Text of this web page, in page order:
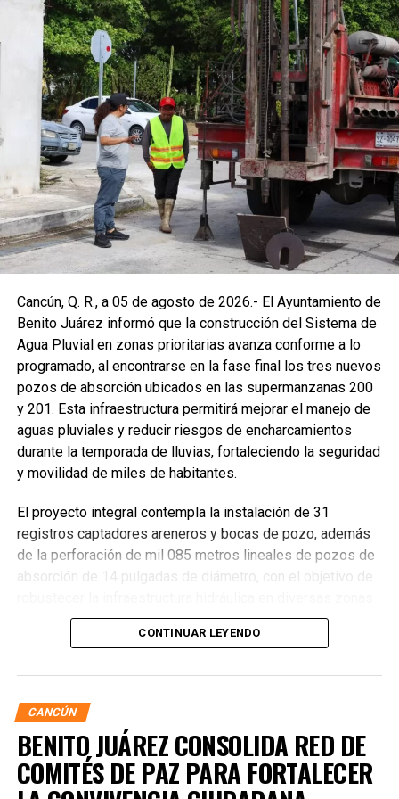
Cancún, Q. R., a 05 de agosto de 2026.- El Ayuntamiento de
Benito Juárez informó que la construcción del Sistema de
Agua Pluvial en zonas prioritarias avanza conforme a lo
programado, al encontrarse en la fase final los tres nuevos
pozos de absorción ubicados en las supermanzanas 200
y 201. Esta infraestructura permitirá mejorar el manejo de
aguas pluviales y reducir riesgos de encharcamientos
durante la temporada de lluvias, fortaleciendo la seguridad
y movilidad de miles de habitantes.
El proyecto integral contempla la instalación de 31
registros captadores areneros y bocas de pozo, además
de la perforación de mil 085 metros lineales de pozos de
absorción de 14 pulgadas de diámetro, con el objetivo de
de la ciudad. La Encargada de Despacho de la Presidencia
Municipal, Landy Guadalupe Canché Pantoja, supervisó
vialidades donde se colocó la nueva infraestructura.
CONTINUAR LEYENDO
CANCÚN
BENITO JUÁREZ CONSOLIDA RED DE
COMITÉS DE PAZ PARA FORTALECER